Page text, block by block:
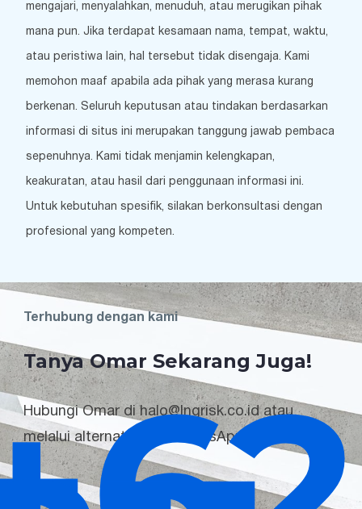
mengajari, menyalahkan, menuduh, atau merugikan pihak
mana pun. Jika terdapat kesamaan nama, tempat, waktu,
atau peristiwa lain, hal tersebut tidak disengaja. Kami
memohon maaf apabila ada pihak yang merasa kurang
berkenan. Seluruh keputusan atau tindakan berdasarkan
informasi di situs ini merupakan tanggung jawab pembaca
sepenuhnya. Kami tidak menjamin kelengkapan,
keakuratan, atau hasil dari penggunaan informasi ini.
Untuk kebutuhan spesifik, silakan berkonsultasi dengan
profesional yang kompeten.
Terhubung dengan kami
Tanya Omar Sekarang Juga!
Hubungi Omar di halo@lngrisk.co.id atau
melalui alternatif chat WhatsApp.